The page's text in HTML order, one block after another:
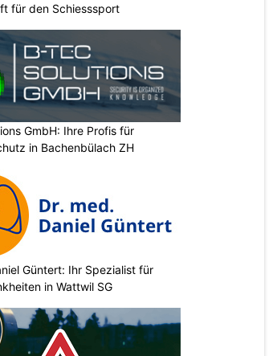
für den Schiesssport
GmbH: Ihre Profis für
in Bachenbülach ZH
Güntert: Ihr Spezialist für
in Wattwil SG